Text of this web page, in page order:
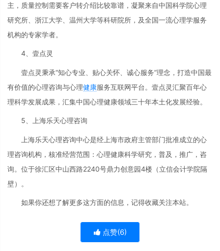
主，质量控制需要客户转介绍比较靠谱，凝聚来自中国科学院心理
研究所、浙江大学、温州大学等科研院所，及全国一流心理学服务
机构的专家学者。
4、壹点灵
壹点灵秉承“知心专业、贴心关怀、诚心服务”理念，打造中国最
有价值的心理咨询与心理健康服务互联网平台。壹点灵汇聚百年心
理科学发展成果，汇集中国心理健康领域三十年本土化发展经验。
5、上海乐天心理咨询
上海乐天心理咨询中心是经上海市政府主管部门批准成立的心
理咨询机构，核准经营范围：心理健康科学研究，普及，推广，咨
询。位于徐汇区中山西路2240号鼎力创意园4楼（立信会计学院隔
壁）。
如果你还想了解更多这方面的信息，记得收藏关注本站。
点赞(6)